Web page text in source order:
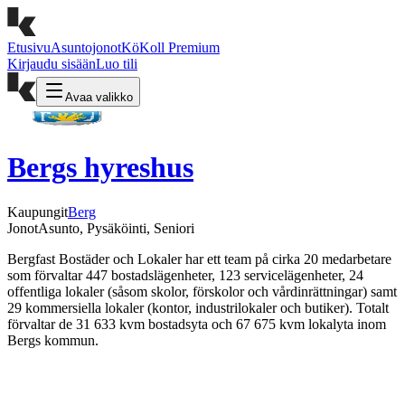
EtusivuAsuntojonotKöKoll Premium
Kirjaudu sisäänLuo tili
Avaa valikko
Bergs hyreshus
KaupungitBerg
JonotAsunto, Pysäköinti, Seniori
Bergfast Bostäder och Lokaler har ett team på cirka 20 medarbetare
som förvaltar 447 bostadslägenheter, 123 servicelägenheter, 24
offentliga lokaler (såsom skolor, förskolor och vårdinrättningar) samt
29 kommersiella lokaler (kontor, industrilokaler och butiker). Totalt
förvaltar de 31 633 kvm bostadsyta och 67 675 kvm lokalyta inom
Bergs kommun.